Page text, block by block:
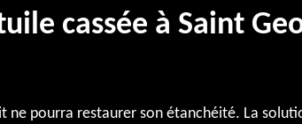
cassée à Saint
ne pourra restaurer son étanchéité. La